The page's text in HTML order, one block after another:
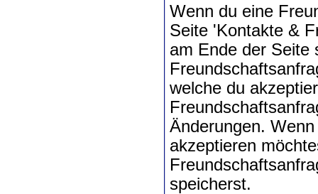
Wenn du eine
Seite 'Kontakte &
am Ende der Seite
welche du
Änderungen.
akzeptieren
speicherst.